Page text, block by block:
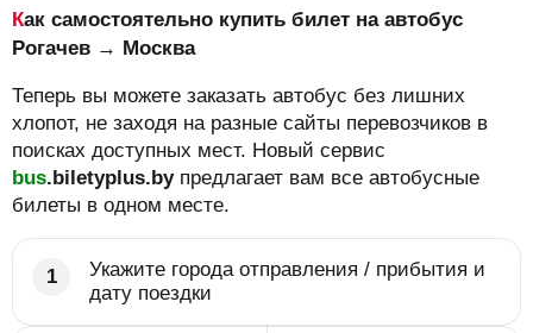
Как самостоятельно купить билет на автобус
Рогачев → Москва
Теперь вы можете заказать автобус без лишних
хлопот, не заходя на разные сайты перевозчиков в
поисках доступных мест. Новый сервис
bus.biletyplus.byпредлагает вам все автобусные
билеты в одном месте.
Укажите города отправления / прибытия и
дату поездки